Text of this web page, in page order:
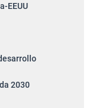
EEUU
2030